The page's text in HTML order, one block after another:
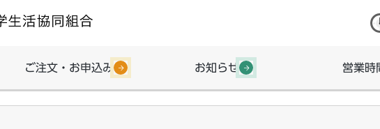
ご注文・お申込み お知らせ 営業時